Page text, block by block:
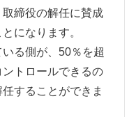
締役の解任に賛成
になります。
る側が、50％を超
トロールできるの
することができま